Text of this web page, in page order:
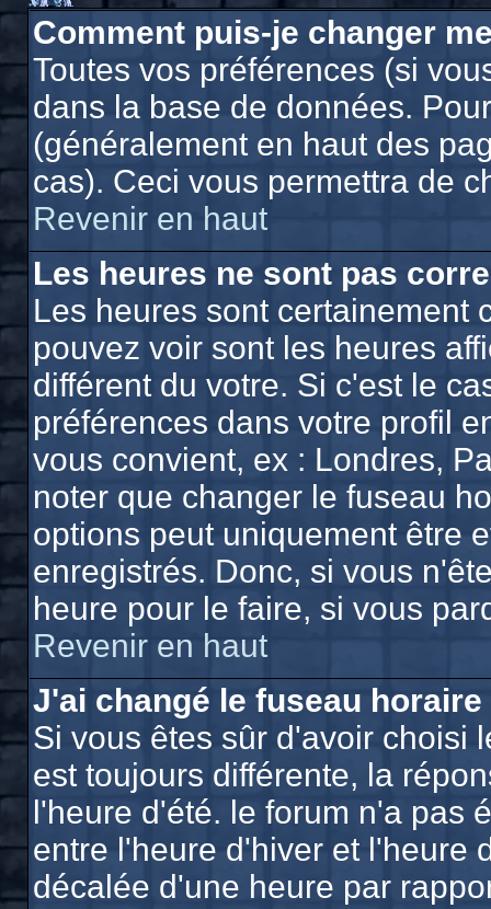
Comment puis-je changer
Toutes vos préférences (si
dans la base de données.
(généralement en haut des
cas). Ceci vous permettra de
Revenir en haut
Les heures ne sont pas
Les heures sont certainement
pouvez voir sont les heures
différent du votre. Si c'est le
préférences dans votre profil
vous convient, ex : Londres,
noter que changer le fuseau
options peut uniquement être
enregistrés. Donc, si vous
heure pour le faire, si vous
Revenir en haut
J'ai changé le fuseau
Si vous êtes sûr d'avoir choisi
est toujours différente, la
l'heure d'été. le forum n'a pas
entre l'heure d'hiver et l'heure
décalée d'une heure par